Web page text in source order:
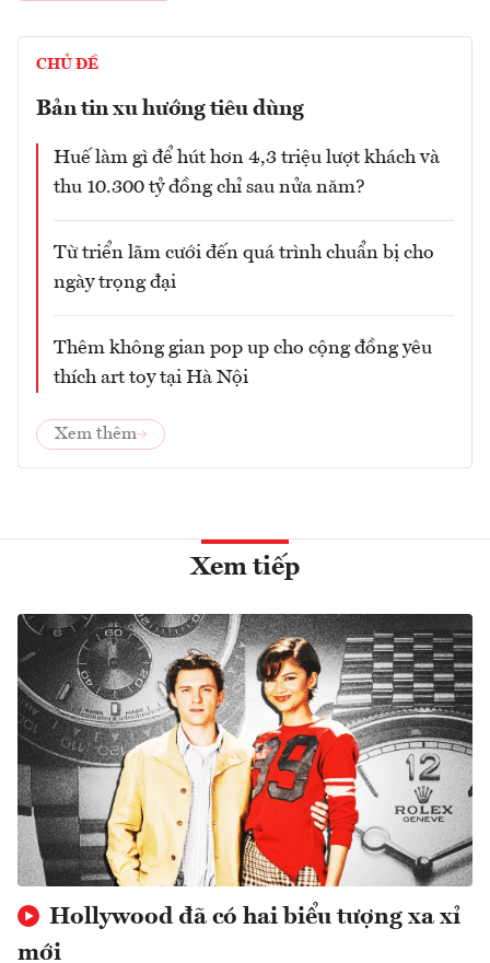
CHỦ ĐỀ
Bản tin xu hướng tiêu dùng
Huế làm gì để hút hơn 4,3 triệu lượt khách và
thu 10.300 tỷ đồng chỉ sau nửa năm?
Từ triển lãm cưới đến quá trình chuẩn bị cho
ngày trọng đại
Thêm không gian pop up cho cộng đồng yêu
thích art toy tại Hà Nội
Xem thêm
Xem tiếp
Hollywood đã có hai biểu tượng xa xỉ
mới